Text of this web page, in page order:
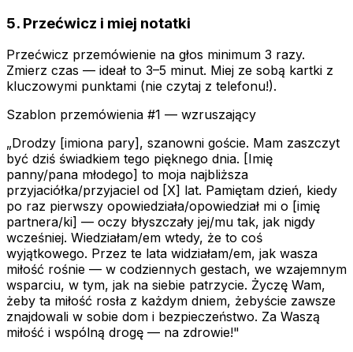
5. Przećwicz i miej notatki
Przećwicz przemówienie na głos minimum 3 razy.
Zmierz czas — ideał to 3–5 minut. Miej ze sobą kartki z
kluczowymi punktami (nie czytaj z telefonu!).
Szablon przemówienia #1 — wzruszający
„Drodzy [imiona pary], szanowni goście. Mam zaszczyt
być dziś świadkiem tego pięknego dnia. [Imię
panny/pana młodego] to moja najbliższa
przyjaciółka/przyjaciel od [X] lat. Pamiętam dzień, kiedy
po raz pierwszy opowiedziała/opowiedział mi o [imię
partnera/ki] — oczy błyszczały jej/mu tak, jak nigdy
wcześniej. Wiedziałam/em wtedy, że to coś
wyjątkowego. Przez te lata widziałam/em, jak wasza
miłość rośnie — w codziennych gestach, we wzajemnym
wsparciu, w tym, jak na siebie patrzycie. Życzę Wam,
żeby ta miłość rosła z każdym dniem, żebyście zawsze
znajdowali w sobie dom i bezpieczeństwo. Za Waszą
miłość i wspólną drogę — na zdrowie!"